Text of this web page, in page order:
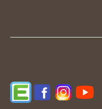
EdupageFacebookInstagram
YouTube